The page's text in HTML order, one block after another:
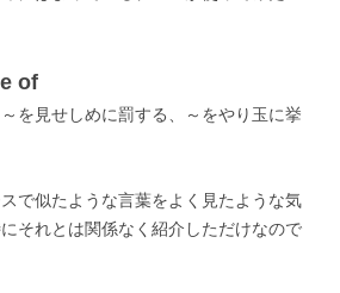
of
を見せしめに罰する、～をやり玉に挙
で似たような言葉をよく見たような気
それとは関係なく紹介しただけなので